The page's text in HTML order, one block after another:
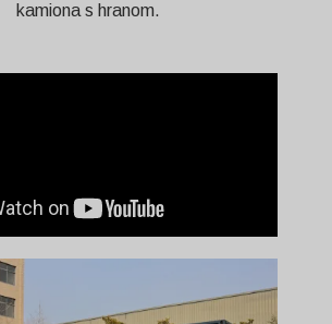
kamiona s hranom.